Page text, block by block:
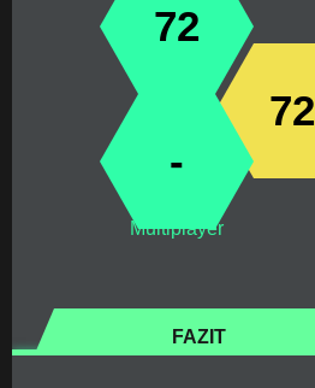
72
72
-
Multiplayer
FAZIT